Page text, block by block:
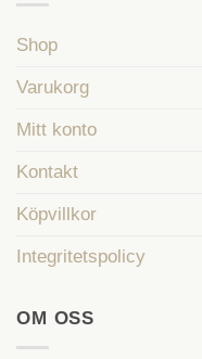
Shop
Varukorg
Mitt konto
Kontakt
Köpvillkor
Integritetspolicy
OM OSS